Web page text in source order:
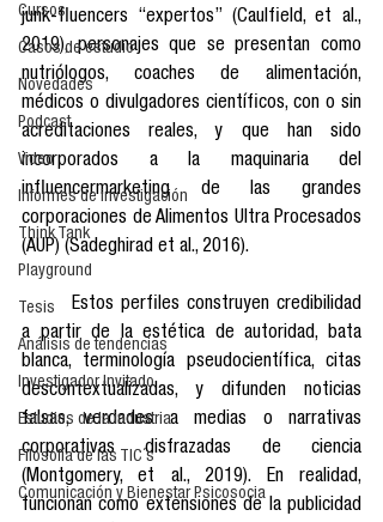
Cursos
Casos de estudio
Novedades
Podcast
Video
Informes de investigación
Think Tank
Playground
Tesis
Análisis de tendencias
Investigador Invitado
Estudios de la industria
Filosofía de las TIC´s
Comunicación y Bienestar Psicosocia
junk-fluencers “expertos” (Caulfield, et al.,
2019), personajes que se presentan como
nutriólogos, coaches de alimentación,
médicos o divulgadores científicos, con o sin
acreditaciones reales, y que han sido
incorporados a la maquinaria del
influencermarketing de las grandes
corporaciones de Alimentos Ultra Procesados
(AUP) (Sadeghirad et al., 2016).
	Estos perfiles construyen credibilidad
a partir de la estética de autoridad, bata
blanca, terminología pseudocientífica, citas
descontextualizadas, y difunden noticias
falsas, verdades a medias o narrativas
corporativas disfrazadas de ciencia
(Montgomery, et al., 2019). En realidad,
funcionan como extensiones de la publicidad